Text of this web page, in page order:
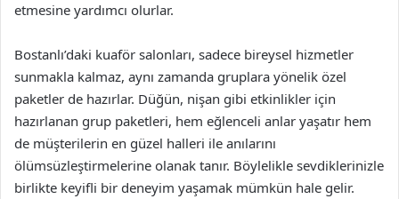
etmesine yardımcı olurlar.
Bostanlı’daki kuaför salonları, sadece bireysel hizmetler
sunmakla kalmaz, aynı zamanda gruplara yönelik özel
paketler de hazırlar. Düğün, nişan gibi etkinlikler için
hazırlanan grup paketleri, hem eğlenceli anlar yaşatır hem
de müşterilerin en güzel halleri ile anılarını
ölümsüzleştirmelerine olanak tanır. Böylelikle sevdiklerinizle
birlikte keyifli bir deneyim yaşamak mümkün hale gelir.